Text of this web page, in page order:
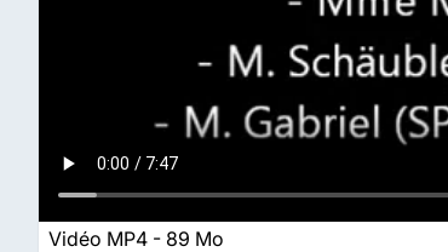
Vidéo MP4 - 89 Mo